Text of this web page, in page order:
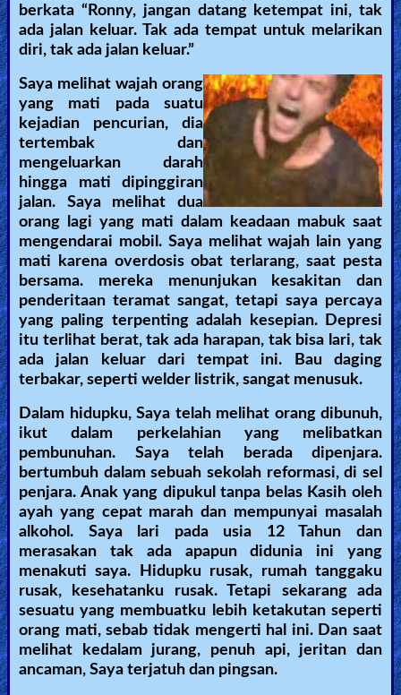
berkata “Ronny, jangan datang ketempat ini, tak
ada jalan keluar. Tak ada tempat untuk melarikan
diri, tak ada jalan keluar.”
Saya melihat wajah orang
yang mati pada suatu
kejadian pencurian, dia
tertembak dan
mengeluarkan darah
hingga mati dipinggiran
jalan. Saya melihat dua
orang lagi yang mati dalam keadaan mabuk saat
mengendarai mobil. Saya melihat wajah lain yang
mati karena overdosis obat terlarang, saat pesta
bersama. mereka menunjukan kesakitan dan
penderitaan teramat sangat, tetapi saya percaya
yang paling terpenting adalah kesepian. Depresi
itu terlihat berat, tak ada harapan, tak bisa lari, tak
ada jalan keluar dari tempat ini. Bau daging
terbakar, seperti welder listrik, sangat menusuk.
Dalam hidupku, Saya telah melihat orang dibunuh,
ikut dalam perkelahian yang melibatkan
pembunuhan. Saya telah berada dipenjara.
bertumbuh dalam sebuah sekolah reformasi, di sel
penjara. Anak yang dipukul tanpa belas Kasih oleh
ayah yang cepat marah dan mempunyai masalah
alkohol. Saya lari pada usia 12 Tahun dan
merasakan tak ada apapun didunia ini yang
menakuti saya. Hidupku rusak, rumah tanggaku
rusak, kesehatanku rusak. Tetapi sekarang ada
sesuatu yang membuatku lebih ketakutan seperti
orang mati, sebab tidak mengerti hal ini. Dan saat
melihat kedalam jurang, penuh api, jeritan dan
ancaman, Saya terjatuh dan pingsan.